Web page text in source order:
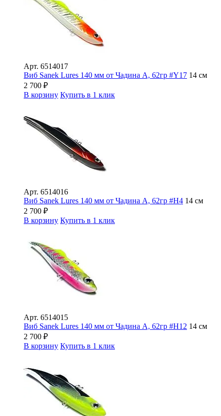
Арт. 6514017
Виб Sanek Lures 140 мм от Чадина А, 62гр #Y17 14 см
2 700 ₽
В корзину Купить в 1 клик
Арт. 6514016
Виб Sanek Lures 140 мм от Чадина А, 62гр #Н4 14 см
2 700 ₽
В корзину Купить в 1 клик
Арт. 6514015
Виб Sanek Lures 140 мм от Чадина А, 62гр #Н12 14 см
2 700 ₽
В корзину Купить в 1 клик